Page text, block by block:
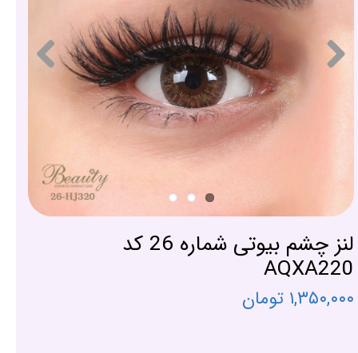
لنز چشم بیوتی شماره 26 کد
AQXA220
۱,۳۵۰,۰۰۰ تومان